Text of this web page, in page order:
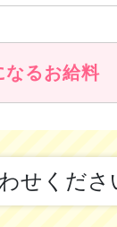
なるお給料
せくださ